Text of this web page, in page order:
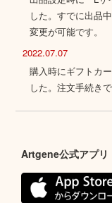
した。すでに出品
変更が可能です。
2022.07.07
購入時にギフトカ
した。注文手続き
Artgene公式アプリ